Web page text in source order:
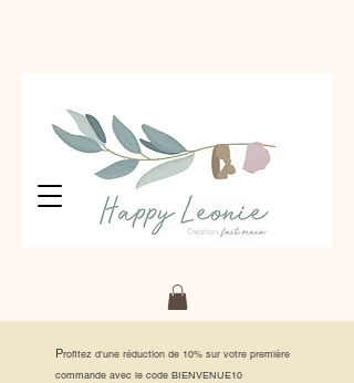
Profitez d'une réduction de 10% sur votre première
commande avec le code BIENVENUE10